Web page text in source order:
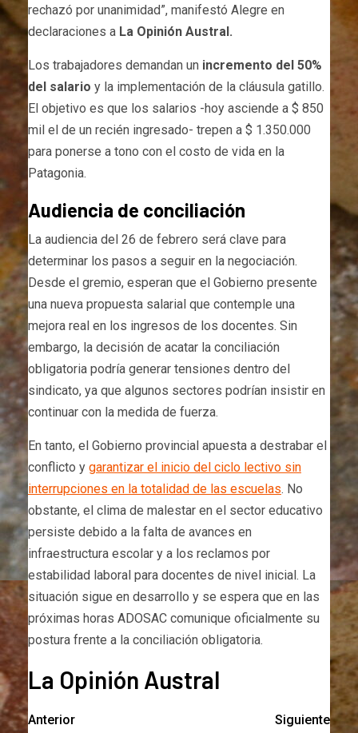
rechazó por unanimidad”, manifestó Alegre en
declaraciones a La Opinión Austral.
Los trabajadores demandan un incremento del 50%
del salario y la implementación de la cláusula gatillo.
El objetivo es que los salarios -hoy asciende a $ 850
mil el de un recién ingresado- trepen a $ 1.350.000
para ponerse a tono con el costo de vida en la
Patagonia.
Audiencia de conciliación
La audiencia del 26 de febrero será clave para
determinar los pasos a seguir en la negociación.
Desde el gremio, esperan que el Gobierno presente
una nueva propuesta salarial que contemple una
mejora real en los ingresos de los docentes. Sin
embargo, la decisión de acatar la conciliación
obligatoria podría generar tensiones dentro del
sindicato, ya que algunos sectores podrían insistir en
continuar con la medida de fuerza.
En tanto, el Gobierno provincial apuesta a destrabar el
conflicto y garantizar el inicio del ciclo lectivo sin
interrupciones en la totalidad de las escuelas. No
obstante, el clima de malestar en el sector educativo
persiste debido a la falta de avances en
infraestructura escolar y a los reclamos por
estabilidad laboral para docentes de nivel inicial. La
situación sigue en desarrollo y se espera que en las
próximas horas ADOSAC comunique oficialmente su
postura frente a la conciliación obligatoria.
La Opinión Austral
Anterior
Siguiente